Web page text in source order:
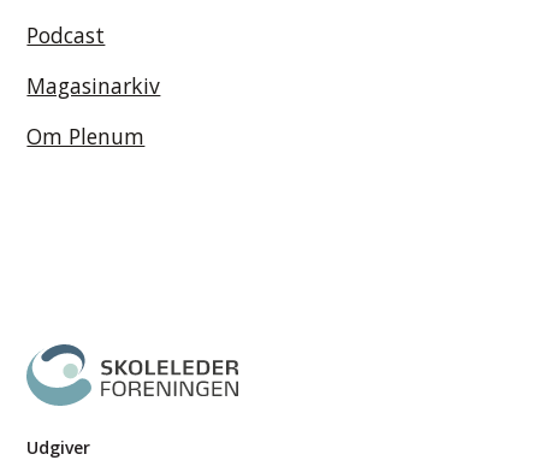
Udgiver
Podcast
Magasinarkiv
Om Plenum